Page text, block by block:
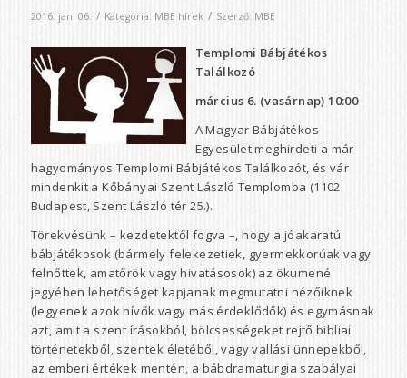
2016. jan. 06. / Kategória: MBE hírek / Szerző: MBE
Templomi Bábjátékos
Találkozó
március 6. (vasárnap) 10:00
A Magyar Bábjátékos
Egyesület meghirdeti a már
hagyományos Templomi Bábjátékos Találkozót, és vár
mindenkit a Kőbányai Szent László Templomba (1102
Budapest, Szent László tér 25.).
Törekvésünk – kezdetektől fogva –, hogy a jóakaratú
bábjátékosok (bármely felekezetiek, gyermekkorúak vagy
felnőttek, amatőrök vagy hivatásosok) az ökumené
jegyében lehetőséget kapjanak megmutatni nézőiknek
(legyenek azok hívők vagy más érdeklődők) és egymásnak
azt, amit a szent írásokból, bölcsességeket rejtő bibliai
történetekből, szentek életéből, vagy vallási ünnepekből,
az emberi értékek mentén, a bábdramaturgia szabályai